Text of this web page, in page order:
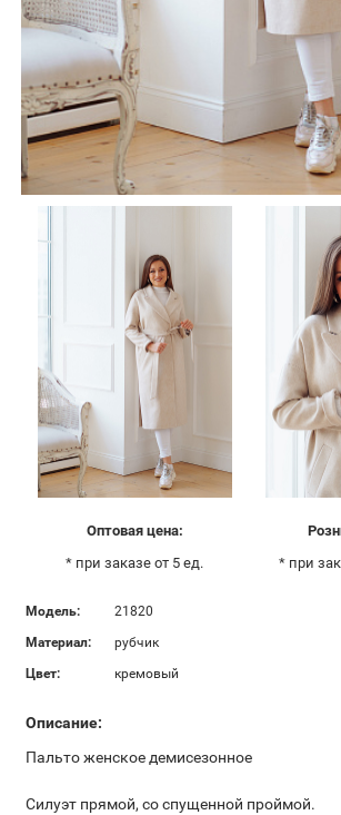
Оптовая цена:
* при заказе от 5 ед.
* при
Модель:
21820
Материал:
рубчик
Цвет:
кремовый
Описание:
Пальто женское демисезонное
Силуэт прямой, со спущенной проймой.